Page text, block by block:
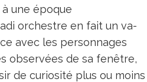
une époque
orchestre en fait un va-
avec les personnages
observées de sa fenêtre,
de curiosité plus ou moins